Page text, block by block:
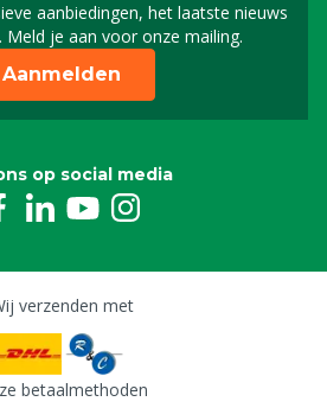
aanbiedingen, het laatste nieuws
Meld je aan voor onze mailing.
Schrijf je in voor onze
Aanmelden
op social media
verzenden met
betaalmethoden